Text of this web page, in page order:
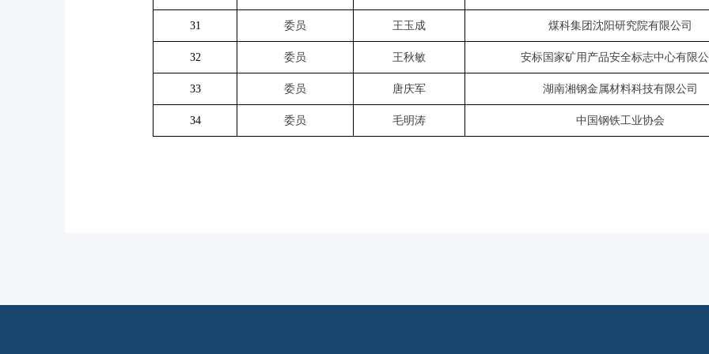
31 委员 王玉成 煤科集团沈阳研究院有限公司
32 委员 王秋敏 安标国家矿用产品安全标志中心有限
33 委员 唐庆军 湖南湘钢金属材料科技有限公司
34 委员 毛明涛 中国钢铁工业协会